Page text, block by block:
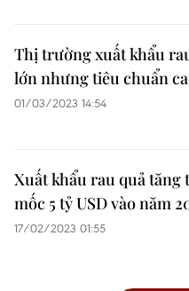
Thị trường xuất khẩu
lớn nhưng tiêu chuẩn
01/03/2023 14:54
Xuất khẩu rau quả tăng
mốc 5 tỷ USD vào năm
17/02/2023 01:55